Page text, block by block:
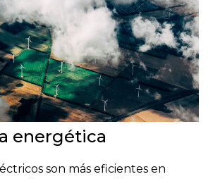
energética
son más eficientes en